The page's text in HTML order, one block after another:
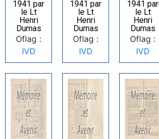
1941 par
le Lt
Henri
Dumas
Oflag :
IVD
1941 par
le Lt
Henri
Dumas
Oflag :
IVD
1941 par
le Lt
Henri
Dumas
Oflag :
IVD